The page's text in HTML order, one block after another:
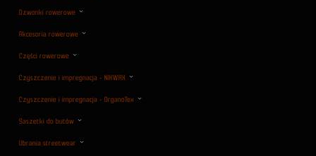
Dzwonki rowerowe
Akcesoria rowerowe
Części rowerowe
Czyszczenie i impregnacja - NIKWAX
Czyszczenie i impregnacja - OrganoTex
Saszetki do butów
Ubrania streetwear